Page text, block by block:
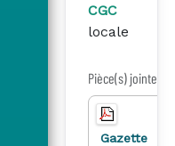
CGC
locale
Pièce(s) jointe(s)
Gazette